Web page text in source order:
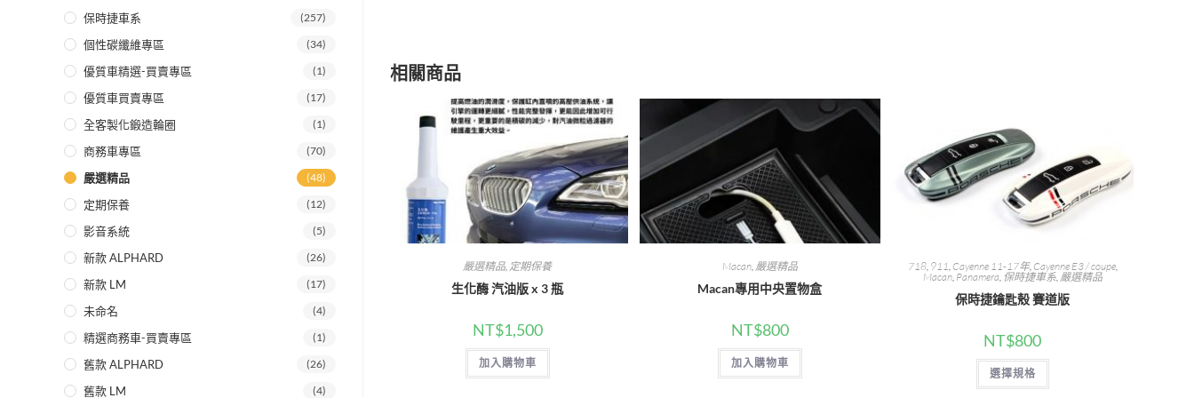
相關商品
嚴選精品 定期保養
生化酶 汽油版 x 3 瓶
NT$1,500
加入購物車
Macan, 嚴選精品
Macan專用中央置物盒
NT$800
加入購物車
718, 911 Cayenne 11-17年, Cayenne E3 / coupe,
Macan, Panamera 保時捷車系, 嚴選精品
保時捷鑰匙殼 賽道版
NT$800
選擇規格
此
品
保時捷車系 (257)
個性碳纖維專區 (34)
優質車精選-買賣專區 (1)
優質車買賣專區 (17)
全客製化鍛造輪圈 (1)
商務車專區 (70)
嚴選精品 (48)
定期保養 (12)
影音系統 (5)
新款 ALPHARD (26)
新款 LM (17)
未命名 (4)
精選商務車-買賣專區 (1)
舊款 ALPHARD (26)
舊款 LM (4)